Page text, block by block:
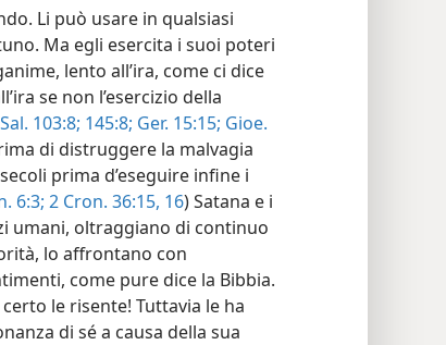
Li può usare in qualsiasi
Ma egli esercita i suoi poteri
lento all’ira, come ci dice
se non l’esercizio della
Sal. 103:8; 145:8; Ger. 15:15; Gioe.
di distruggere la malvagia
prima d’eseguire infine i
6:3; 2 Cron. 36:15, 16) Satana e i
umani, oltraggiano di continuo
lo affrontano con
come pure dice la Bibbia.
le risente! Tuttavia le ha
di sé a causa della sua